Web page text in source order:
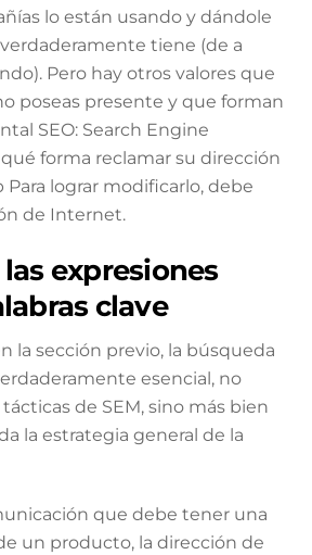
lo están usando y dándole
tiene (de a
Pero hay otros valores que
poseas presente y que forman
SEO: Search Engine
forma reclamar su dirección
lograr modificarlo, debe
de Internet.
expresiones
clave
la sección previo, la búsqueda
esencial, no
de SEM, sino más bien
la estrategia general de la
que debe tener una
un producto, la dirección de